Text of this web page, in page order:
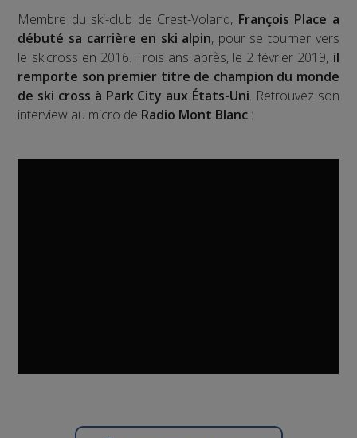
Membre du ski-club de Crest-Voland, François Place a
débuté sa carrière en ski alpin, pour se tourner vers
le skicross en 2016. Trois ans après, le 2 février 2019, il
remporte son premier titre de champion du monde
de ski cross à Park City aux États-Uni. Retrouvez son
interview au micro de Radio Mont Blanc :